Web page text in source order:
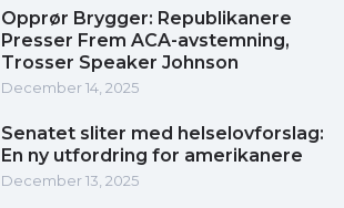
Opprør Brygger: Republikanere
Presser Frem ACA-avstemning,
Trosser Speaker Johnson
December 14, 2025
Senatet sliter med helselovforslag:
En ny utfordring for amerikanere
December 13, 2025